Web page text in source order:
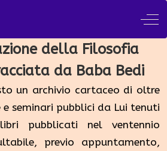
della Filosofia
da Baba Bedi
un archivio cartaceo di oltre
seminari pubblici da Lui tenuti
pubblicati nel ventennio
previo appuntamento,